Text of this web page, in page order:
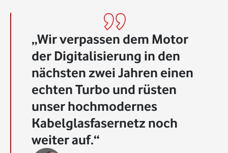
Wir verpassen dem Motor
der Digitalisierung in den
nächsten zwei Jahren einen
echten Turbo und rüsten
unser hochmodernes
Kabelglasfasernetz noch
weiter auf.